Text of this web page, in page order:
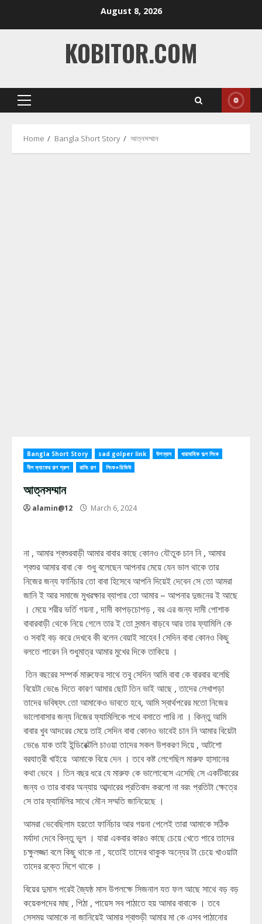
August 8, 2026
KOBITOR.COM
Primary
Home Bangla Short Story আত্নসম্মান
Bangla Short Story sad golper link উপন্যাস
ধারাবাহিক গল্প লিংক
নীল ক্যাফের গল্প গ্রুপ
রানিং গল্প লিংক+রিভিউ
আত্নসম্মান
alamin@12 March 6, 2024
না , আমার শ্বশুরবাড়ী আমার বাবার কাছে কোনও যৌতুক চান নি , আমার
শ্বশুর আমার বাবা কে শুধু বলেছেন আপনার মেয়ে যেন ভাল থাকে তার
নিজের জন্য ফার্নিচার তো বাবা হিসেবে আপনি দিয়েই দেবেন সে তো আমরা
জানি ই আর সমাজে মুখরক্ষার ব্যাপার তো আমার – আপনার দুজনের ই আছে
। মেয়ে শরীর ভর্তি গয়না , দামী কাপড়চোপড় , বর এর জন্য দামী পোশাক
বাবারবাড়ী থেকে নিয়ে গেলে তার ই তো সন্মান বাড়বে আর তার ফ্যামিলি কে
ও সবাই বড় করে দেখবে কী বলেন বেয়াই সাহেব ! সেদিন বাবা কোনও কিছু
বলতে পারেন নি শুধুমাত্র আমার মুখের দিকে তাকিয়ে ।
তিন বছরের সম্পর্ক মারুফের সাথে তবু সেদিন আমি বাবা কে বারবার বলেছি
বিয়েটা ভেঙে দিতে কারণ আমার ছোট তিন ভাই আছে , তাদের লেখাপড়া
তাদের ভবিষ্যৎ তো আমাকেও ভাবতে হবে, আমি স্বার্থপরের মতো নিজের
ভালোবাসার জন্য নিজের ফ্যামিলিকে পথে বসাতে পারি না । কিন্তু আমি
বাবার খুব আদরের মেয়ে তাই সেদিন বাবা কোনও ভাবেই চান নি আমার বিয়েটা
ভেঙে যাক তাই ইন্ডিরেক্টলি চাওয়া তাদের সকল উপকরণ দিয়ে , আটশো
বরযাত্রী খাইয়ে আমাকে বিয়ে দেন । তবে কষ্ট লেগেছিল মারুফ হাসানের
কথা ভেবে । তিন বছর ধরে যে মারুফ কে ভালোবেসে এসেছি সে একটিবারের
জন্য ও তার বাবার অন্যায় আব্দারের প্রতিবাদ করলো না বরং প্রতিটা ক্ষেত্রে
সে তার ফ্যামিলির সাথে মৌন সম্মতি জানিয়েছে ।
আমরা ভেবেছিলাম হয়তো ফার্নিচার আর গয়না পেলেই তারা আমাকে সঠিক
মর্যাদা দেবে কিন্তু ভুল । যারা একবার কারও কাছে চেয়ে খেতে পারে তাদের
চক্ষুলজ্জা বলে কিছু থাকে না , যতোই তাদের থাকুক অন্যের টা চেয়ে খাওয়াটা
তাদের রক্তে মিশে থাকে ।
বিয়ের দুমাস পরেই জ্যৈষ্ঠ মাস উপলক্ষে সিজনাল যত ফল আছে সাথে বড় বড়
কয়েকপদের মাছ , পিঠা , পায়েস সব পাঠাতে হয় আমার বাবাকে । তবে
সেসময় আমাকে না জানিয়েই আমার শ্বাশুড়ী আমার মা কে এসব পাঠানোর